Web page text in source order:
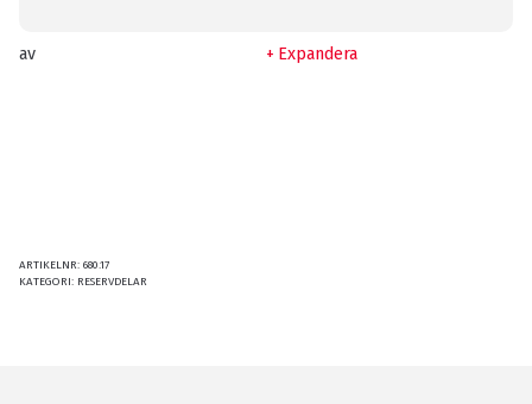
av Expandera
ARTIKELNR: 680.17
KATEGORI: RESERVDELAR